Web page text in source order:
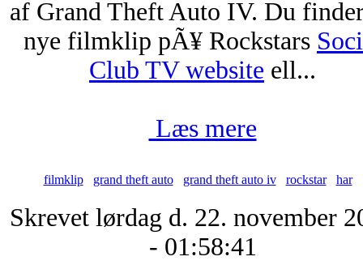
af Grand Theft Auto IV. Du
nye filmklip pÃ¥ Rockstars
Club TV website ell...
Læs mere
filmklip grand theft auto grand theft auto iv rockstar har
Skrevet lørdag d. 22. november
- 01:58:41